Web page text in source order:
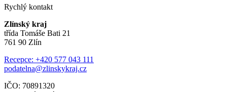
Rychlý kontakt
Zlínský kraj
třída Tomáše Bati 21
761 90 Zlín
Recepce: +420 577 043 111
podatelna@zlinskykraj.cz
IČO: 70891320